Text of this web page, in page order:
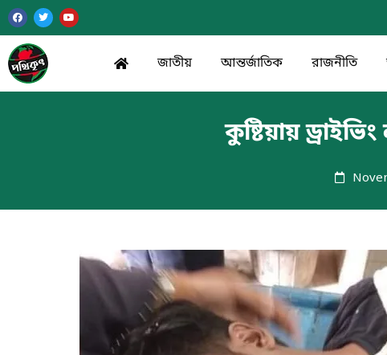
জাতীয় আন্তর্জাতিক রাজনীতি
কুষ্টিয়ায়